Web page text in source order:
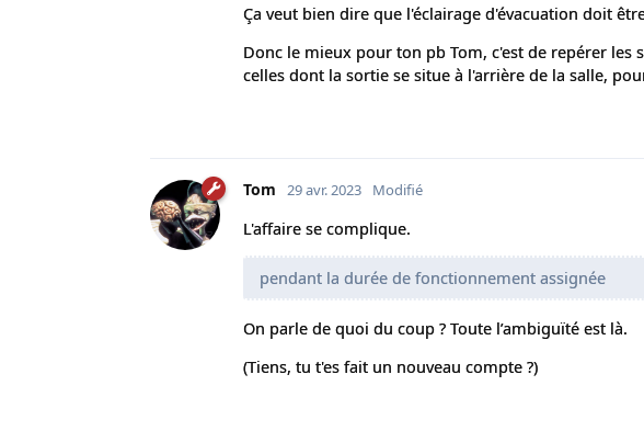
Ça veut bien dire que l'éclairage d'évacuation doit
Donc le mieux pour ton pb Tom, c'est de repérer les
celles dont la sortie se situe à l'arrière de la salle,
Tom 29 avr. 2023 Modifié
L'affaire se complique.
pendant la durée de fonctionnement assignée
On parle de quoi du coup ? Toute l’ambiguïté est là.
(Tiens, tu t'es fait un nouveau compte ?)